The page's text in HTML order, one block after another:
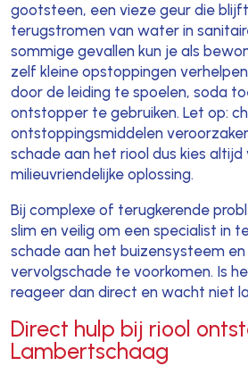
gootsteen, een vieze geur die
terugstromen van water in
sommige gevallen kun je als
zelf kleine opstoppingen
door de leiding te spoelen, soda
ontstopper te gebruiken. Let op:
ontstoppingsmiddelen
schade aan het riool dus kies altijd
milieuvriendelijke oplossing.
Bij complexe of terugkerende
slim en veilig om een specialist in
schade aan het buizensysteem
vervolgschade te voorkomen. Is
reageer dan direct en wacht niet
Direct hulp bij riool
Lambertschaag